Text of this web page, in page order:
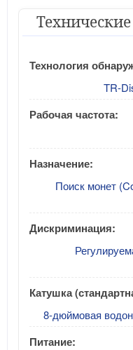
Технология
TR-
Рабочая частота:
Назначение:
Поиск монет
Дискриминация:
Катушка
8-дюймовая
Питание: